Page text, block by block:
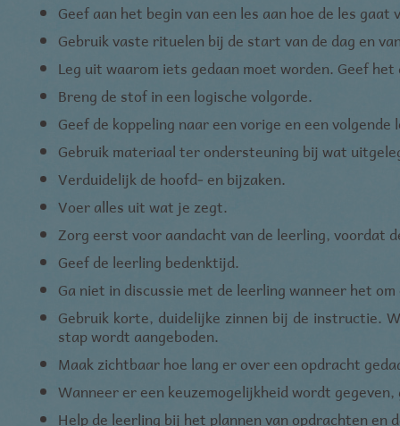
Geef aan het begin van een les aan hoe de les gaat
Gebruik vaste rituelen bij de start van de dag en
Leg uit waarom iets gedaan moet worden. Geef
Breng de stof in een logische volgorde.
Geef de koppeling naar een vorige en een volgende
Gebruik materiaal ter ondersteuning bij wat
Verduidelijk de hoofd- en bijzaken.
Voer alles uit wat je zegt.
Zorg eerst voor aandacht van de leerling, voordat
Geef de leerling bedenktijd.
Ga niet in discussie met de leerling wanneer het
Gebruik korte, duidelijke zinnen bij de instructie.
stap wordt aangeboden.
Maak zichtbaar hoe lang er over een opdracht
Wanneer er een keuzemogelijkheid wordt
Help de leerling bij het plannen van opdrachten en